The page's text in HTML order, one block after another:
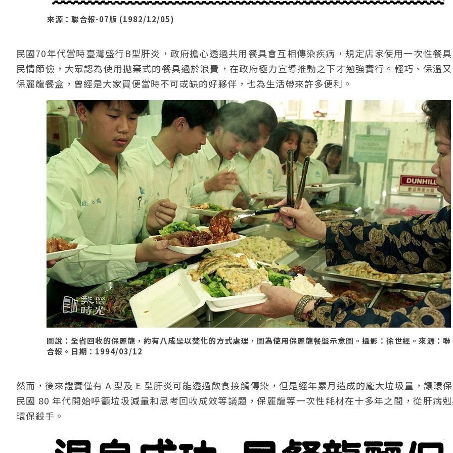
來源：聯合報-07版 (1982/12/05)
民國70年代當時臺灣盛行B型肝炎，政府擔心透過共用餐具會互相傳染疾病，規定店家使用一次性餐
民情節儉，大眾認為使用拋棄式的餐具過於浪費，在政府極力宣導推動之下才勉強實行。輕巧、保溫
保麗龍餐盒，曾經是大家買便當時不可或缺的好夥伴，也為生活帶來許多便利。
圖說：全省回收的保麗龍，約有八成是以焚化的方式處理，圖為使用保麗龍餐盤示意圖。攝影：徐世經。來源：聯
合報。日期：1994/03/12
然而，後來證實僅有 A 型及 E 型肝炎可能透過飲食接觸傳染，但是經年累月造成的龐大垃圾量，讓環
民國 80 年代開始呼籲垃圾減量和思考回收成效等議題，保麗龍等一次性耗材在十多年之間，從肝病
環保殺手。